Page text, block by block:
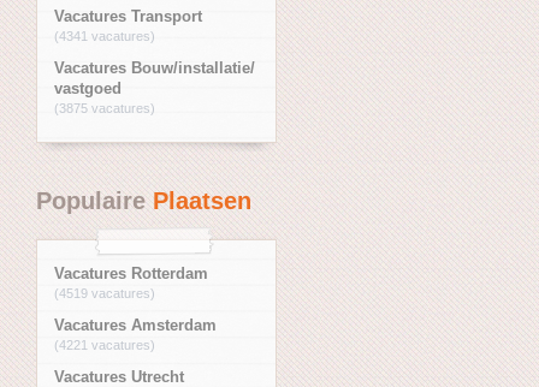
Vacatures Transport
(4341 vacatures)
Vacatures Bouw/installatie/
vastgoed
(3875 vacatures)
Populaire Plaatsen
Vacatures Rotterdam
(4519 vacatures)
Vacatures Amsterdam
(4221 vacatures)
Vacatures Utrecht